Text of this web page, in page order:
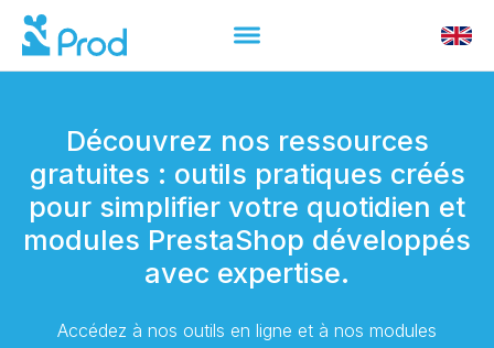
Découvrez nos ressources
gratuites : outils pratiques créés
pour simplifier votre quotidien et
modules PrestaShop développés
avec expertise.
Accédez à nos outils en ligne et à nos modules